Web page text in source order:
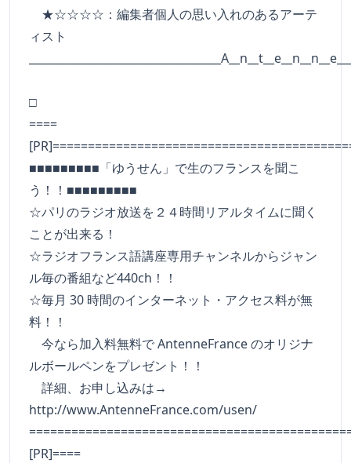
★☆☆☆☆：編集者個人の思い入れのあるアーテ
ィスト
□
====
■■■■■■■■■「ゆうせん」で生のフランスを聞こ
う！！■■■■■■■■■
☆パリのラジオ放送を２４時間リアルタイムに聞く
ことが出来る！
☆ラジオフランス語講座専用チャンネルからジャン
ル毎の番組など440ch！！
☆毎月 30 時間のインターネット・アクセス料が無
料！！
今なら加入料無料で AntenneFrance のオリジナ
ルボールペンをプレゼント！！
詳細、お申し込みは→
http://www.AntenneFrance.com/usen/
[PR]====